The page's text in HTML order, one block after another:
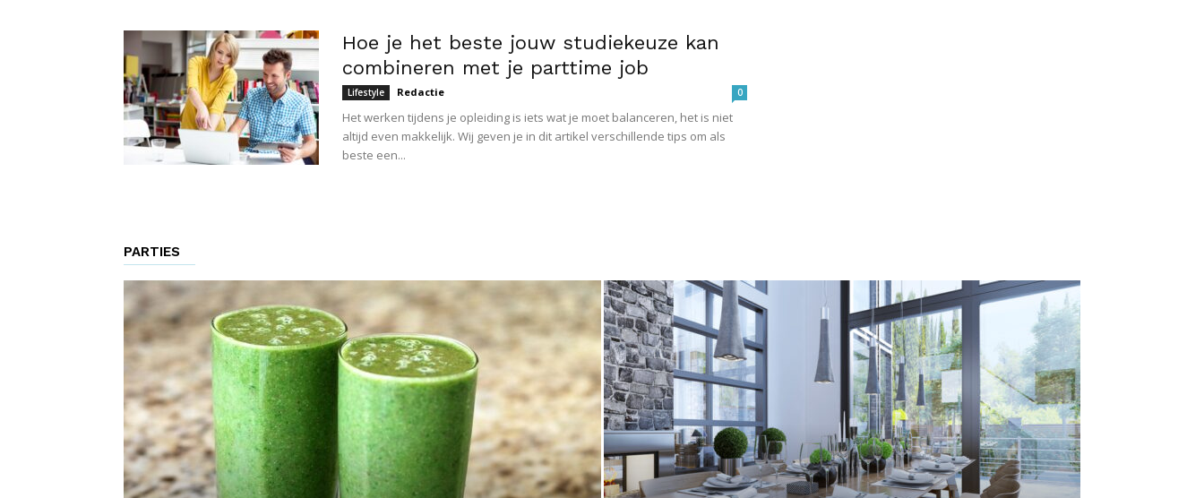
Hoe je het beste jouw studiekeuze kan
combineren met je parttime job
Lifestyle Redactie 0
Het werken tijdens je opleiding is iets wat je moet balanceren, het is niet
altijd even makkelijk. Wij geven je in dit artikel verschillende tips om als
beste een...
PARTIES